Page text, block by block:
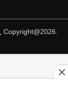
Copyright@2026.